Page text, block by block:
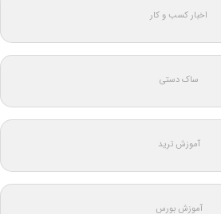
اخبار کسب و کار
ساک دستی
آموزش ترید
آموزش بورس